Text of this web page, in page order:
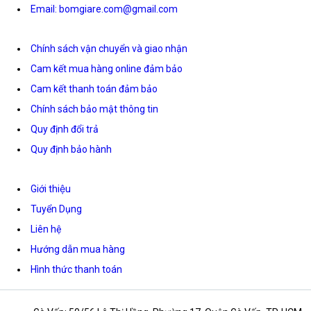
Email: bomgiare.com@gmail.com
Chính sách vận chuyển và giao nhận
Cam kết mua hàng online đảm bảo
Cam kết thanh toán đảm bảo
Chính sách bảo mật thông tin
Quy định đổi trả
Quy định bảo hành
Giới thiệu
Tuyển Dụng
Liên hệ
Hướng dẫn mua hàng
Hình thức thanh toán